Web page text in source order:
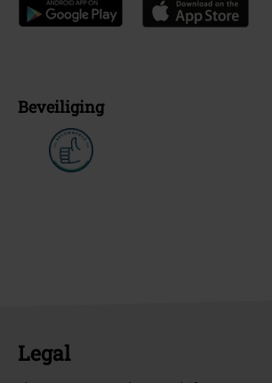
Beveiliging
Legal